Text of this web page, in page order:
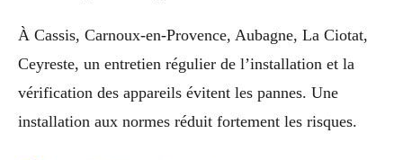
À Cassis, Carnoux-en-Provence, Aubagne, La Ciotat,
Ceyreste, un entretien régulier de l’installation et la
vérification des appareils évitent les pannes. Une
installation aux normes réduit fortement les risques.